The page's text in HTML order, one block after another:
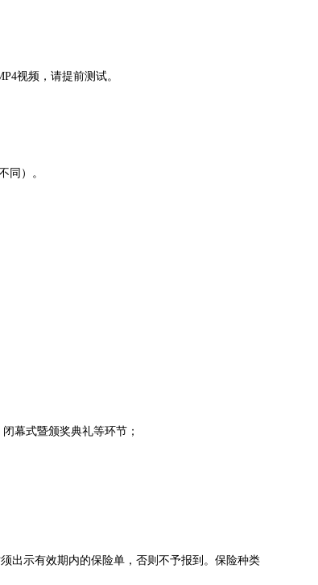
视频，请提前测试。
同）。
幕式暨颁奖典礼等环节；
示有效期内的保险单，否则不予报到。保险种类